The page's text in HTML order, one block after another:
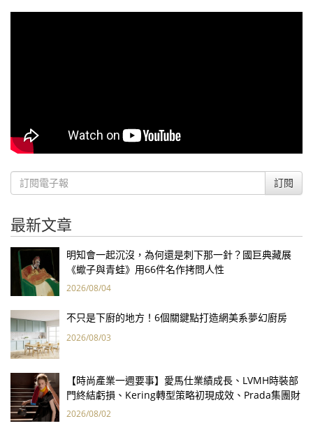
訂閱
最新文章
明知會一起沉沒，為何還是刺下那一針？國巨典藏展
《蠍子與青蛙》用66件名作拷問人性
2026/08/04
不只是下廚的地方！6個關鍵點打造網美系夢幻廚房
2026/08/03
【時尚產業一週要事】愛馬仕業績成長、LVMH時裝部
門終結虧損、Kering轉型策略初現成效、Prada集團財
報亮眼
2026/08/02